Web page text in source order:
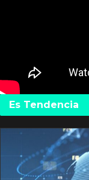
Es Tendencia